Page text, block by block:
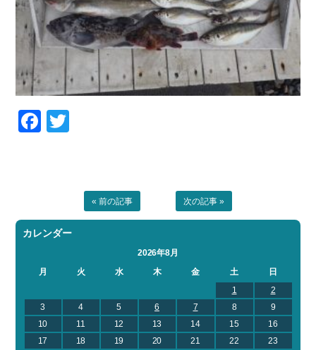
Facebook
« 前の記事 次の記事 »
カレンダー
2026年8月
月
火 水 木 金 土
日
1
2
3
4 5 6 7 8
9
10
11 12 13 14 15
16
17
18 19 20 21 22
23